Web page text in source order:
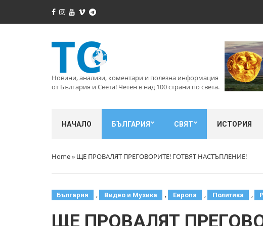
Новини, анализи, коментари и полезна информация
от България и Света! Четен в над 100 страни по света.
НАЧАЛО БЪЛГАРИЯ СВЯТ ИСТОРИЯ
Home» ЩЕ ПРОВАЛЯТ ПРЕГОВОРИТЕ! ГОТВЯТ НАСТЪПЛЕНИЕ!
България , Видео и Музика , Европа , Политика ,
ЩЕ ПРОВАЛЯТ